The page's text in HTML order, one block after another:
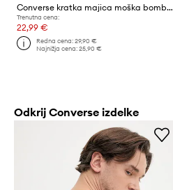
Converse kratka majica moška bombažna
Trenutna cena:
22,99 €
Redna cena:29,90 €
Najnižja cena:25,90 €
Odkrij Converse izdelke